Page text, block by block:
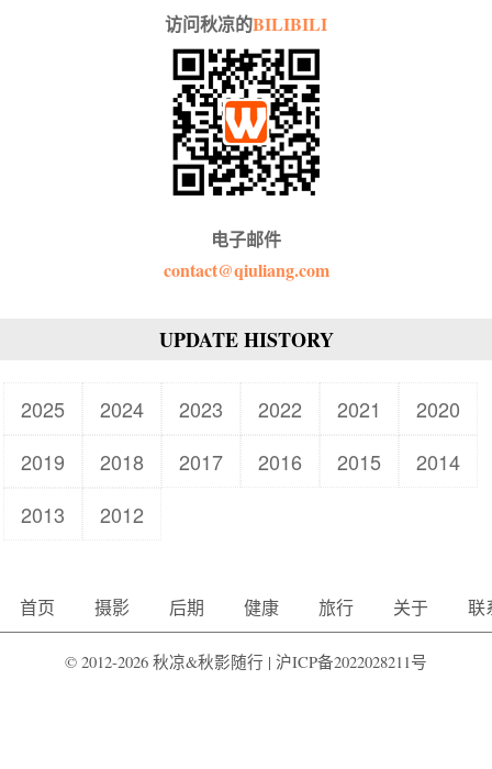
访问秋凉的BILIBILI
电子邮件
contact@qiuliang.com
UPDATE HISTORY
2025 2024 2023 2022 2021
2020
2019
2018 2017 2016 2015
2014
2013
2012
首页 摄影 后期 健康 旅行 关于 联
© 2012-2026 秋凉&秋影随行 | 沪ICP备2022028211号